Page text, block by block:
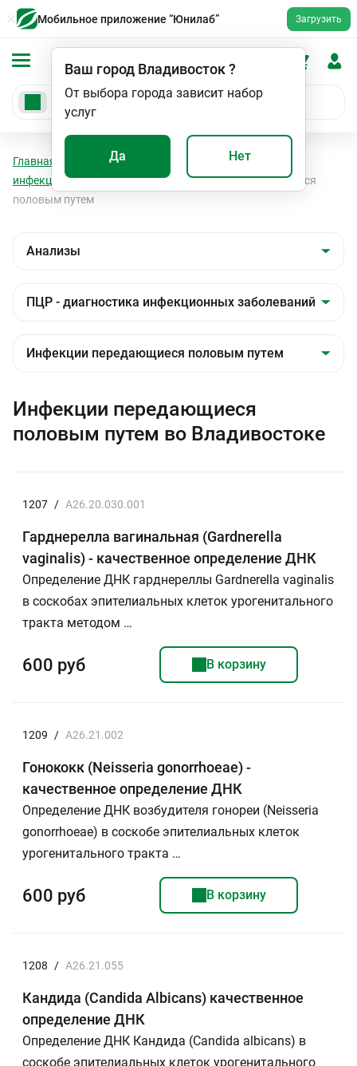
Мобильное приложение “Юнилаб” Загрузить
Ваш город Владивосток?
От выбора города зависит набор
услуг
Да Нет
Главная Анализы
ПЦР - диагностика
инфекционных заболеваний
Инфекции передающиеся
половым путем
Инфекции передающиеся
половым путем во Владивостоке
1207 / A26.20.030.001
Гарднерелла вагинальная (Gardnerella
vaginalis) - качественное определение ДНК
Определение ДНК гарднереллы Gardnerella vaginalis
в соскобах эпителиальных клеток урогенитального
тракта методом …
600 руб В корзину
1209 / A26.21.002
Гонококк (Neisseria gonorrhoeae) -
качественное определение ДНК
Определение ДНК возбудителя гонореи (Neisseria
gonorrhoeae) в соскобе эпителиальных клеток
урогенитального тракта …
600 руб В корзину
1208 / A26.21.055
Кандида (Candida Albicans) качественное
определение ДНК
Определение ДНК Кандида (Candida albicans) в
соскобе эпителиальных клеток урогенитального